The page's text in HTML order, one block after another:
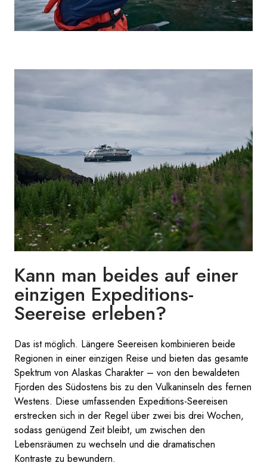
Kann man beides auf einer
einzigen Expeditions-
Seereise erleben?
Das ist möglich. Längere Seereisen kombinieren beide
Regionen in einer einzigen Reise und bieten das gesamte
Spektrum von Alaskas Charakter – von den bewaldeten
Fjorden des Südostens bis zu den Vulkaninseln des fernen
Westens. Diese umfassenden Expeditions-Seereisen
erstrecken sich in der Regel über zwei bis drei Wochen,
sodass genügend Zeit bleibt, um zwischen den
Lebensräumen zu wechseln und die dramatischen
Kontraste zu bewundern.